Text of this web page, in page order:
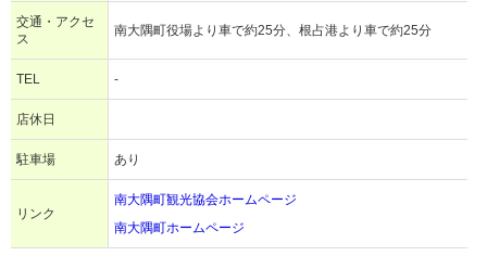
交通・アクセ
ス
南大隅町役場より車で約25分、根占港より車で約25分
TEL -
店休日
駐車場 あり
リンク
南大隅町観光協会ホームページ
南大隅町ホームページ